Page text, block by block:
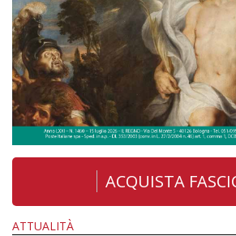
ACQUISTA
ATTUALITÀ